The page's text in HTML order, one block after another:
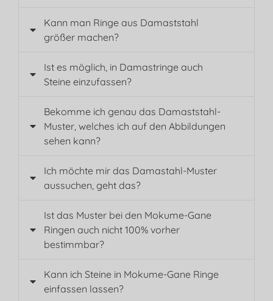
Kann man Ringe aus Damaststahl
größer machen?
Ist es möglich, in Damastringe auch
Steine einzufassen?
Bekomme ich genau das Damaststahl-
Muster, welches ich auf den Abbildungen
sehen kann?
Ich möchte mir das Damastahl-Muster
aussuchen, geht das?
Ist das Muster bei den Mokume-Gane
Ringen auch nicht 100% vorher
bestimmbar?
Kann ich Steine in Mokume-Gane Ringe
einfassen lassen?